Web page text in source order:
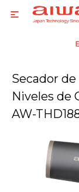

Secador
Niveles de
AW-